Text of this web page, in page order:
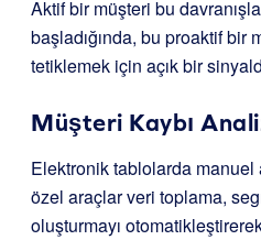
Aktif bir müşteri bu
başladığında, bu proaktif bir
tetiklemek için açık bir
Müşteri Kaybı
Elektronik tablolarda
özel araçlar veri toplama,
oluşturmayı